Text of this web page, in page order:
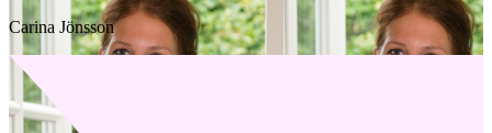
Carina Jönsson